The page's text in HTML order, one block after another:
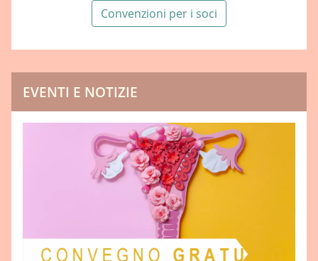
Convenzioni per i soci
EVENTI E NOTIZIE